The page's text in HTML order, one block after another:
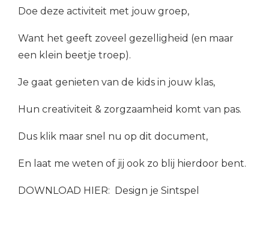
Doe deze activiteit met jouw groep,
Want het geeft zoveel gezelligheid (en maar
een klein beetje troep).
Je gaat genieten van de kids in jouw klas,
Hun creativiteit & zorgzaamheid komt van pas.
Dus klik maar snel nu op dit document,
En laat me weten of jij ook zo blij hierdoor bent.
DOWNLOAD HIER: Design je Sintspel